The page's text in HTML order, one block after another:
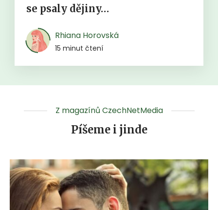
se psaly dějiny…
Rhiana Horovská
15 minut čtení
Z magazínů CzechNetMedia
Píšeme i jinde